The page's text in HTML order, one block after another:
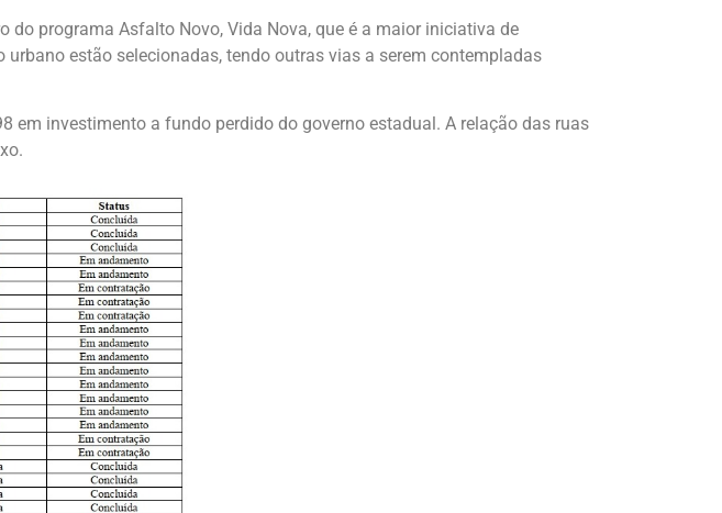
programa Asfalto Novo, Vida Nova, que é a maior iniciativa de
estão selecionadas, tendo outras vias a serem contempladas
em investimento a fundo perdido do governo estadual. A relação das ruas